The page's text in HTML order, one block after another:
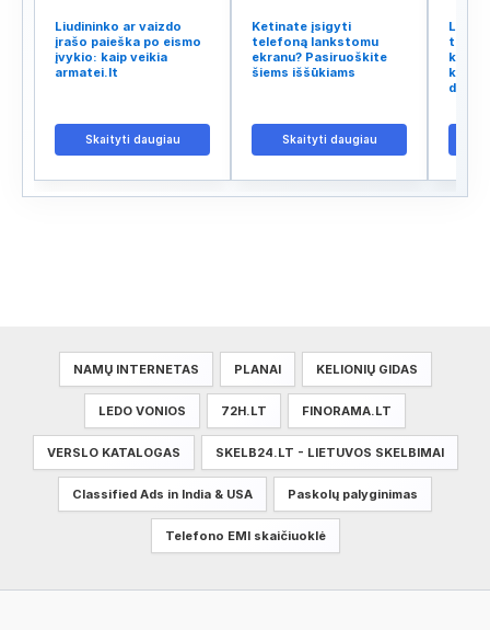
Liudininko ar vaizdo
įrašo paieška po eismo
įvykio: kaip veikia
armatei.lt
Skaityti daugiau
Ketinate įsigyti
telefoną lankstomu
ekranu? Pasiruoškite
šiems iššūkiams
Skaityti daugiau
tinklo
kodėl
kalba
NAMŲ INTERNETAS PLANAI KELIONIŲ GIDAS
LEDO VONIOS 72H.LT FINORAMA.LT
VERSLO KATALOGAS SKELB24.LT - LIETUVOS SKELBIMAI
Classified Ads in India & USA Paskolų palyginimas
Telefono EMI skaičiuoklė